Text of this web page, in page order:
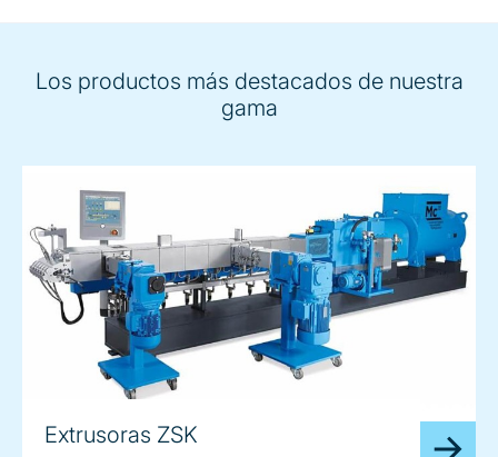
Los productos más destacados de nuestra
gama
Extrusoras ZSK